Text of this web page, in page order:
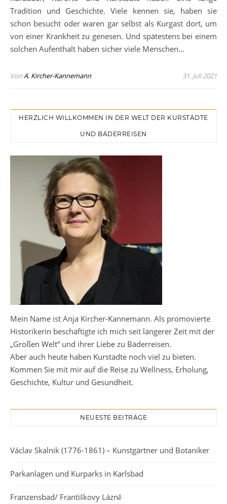
Tradition und Geschichte. Viele kennen sie, haben sie
schon besucht oder waren gar selbst als Kurgast dort, um
von einer Krankheit zu genesen. Und spätestens bei einem
solchen Aufenthalt haben sicher viele Menschen…
VonA. Kircher-Kannemann 31. Juli 2021
HERZLICH WILLKOMMEN IN DER WELT DER KURSTÄDTE
UND BÄDERREISEN
Mein Name ist Anja Kircher-Kannemann. Als promovierte
Historikerin beschäftigte ich mich seit längerer Zeit mit der
„Großen Welt“ und ihrer Liebe zu Bäderreisen.
Aber auch heute haben Kurstädte noch viel zu bieten.
Kommen Sie mit mir auf die Reise zu Wellness, Erholung,
Geschichte, Kultur und Gesundheit.
NEUESTE BEITRÄGE
Václav Skalnik (1776-1861) – Kunstgärtner und Botaniker
Parkanlagen und Kurparks in Karlsbad
Franzensbad/ Františkovy Lázně